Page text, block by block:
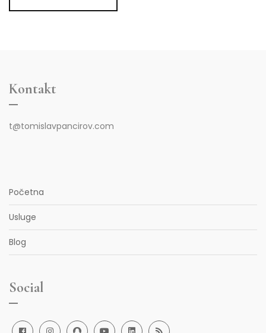
Kontakt
t@tomislavpancirov.com
Početna
Usluge
Blog
Social